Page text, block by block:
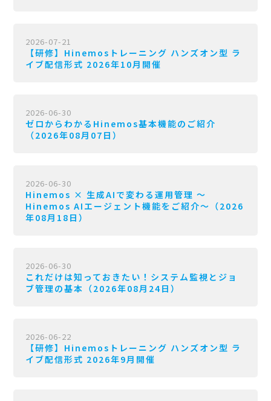
2026-07-21
【研修】Hinemosトレーニング ハンズオン型 ラ
イブ配信形式 2026年10月開催
2026-06-30
ゼロからわかるHinemos基本機能のご紹介
（2026年08月07日）
2026-06-30
Hinemos × 生成AIで変わる運用管理 〜
Hinemos AIエージェント機能をご紹介〜（2026
年08月18日）
2026-06-30
これだけは知っておきたい！システム監視とジョ
ブ管理の基本（2026年08月24日）
2026-06-22
【研修】Hinemosトレーニング ハンズオン型 ラ
イブ配信形式 2026年9月開催